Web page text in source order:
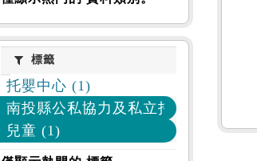
標籤標籤
托嬰中心 (1)
南投縣公私協力及私立托嬰中心 (1)
兒童 (1)